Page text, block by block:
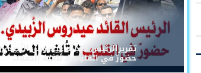
تقريرالرئيس القائد عيدروس
حضورٌ في القلوب لا تُلغيه الحملات